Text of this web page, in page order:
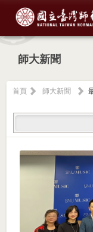
師大新聞
首頁 師大新聞